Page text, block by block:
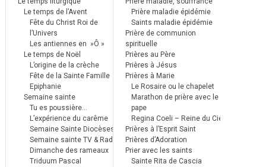
Le temps de l’Avent
Fête du Christ Roi de
l’Univers
Les antiennes en »Ô »
Le temps de Noël
L’origine de la crèche
Fête de la Sainte Famille
Epiphanie
Semaine sainte
Tu es poussière…
L’expérience du carême
Semaine Sainte Diocèses
Semaine sainte TV & Radio
Dimanche des rameaux
Triduum Pascal
Prière maladie épidémie
Saints maladie épidémie
Prière de communion
spirituelle
Prières au Père
Prières à Jésus
Prières à Marie
Le Rosaire ou le chapelet
Marathon de prière avec le
pape
Regina Coeli – Reine du Ciel
Prières à l’Esprit Saint
Prières d’Adoration
Prier avec les saints
Sainte Rita de Cascia